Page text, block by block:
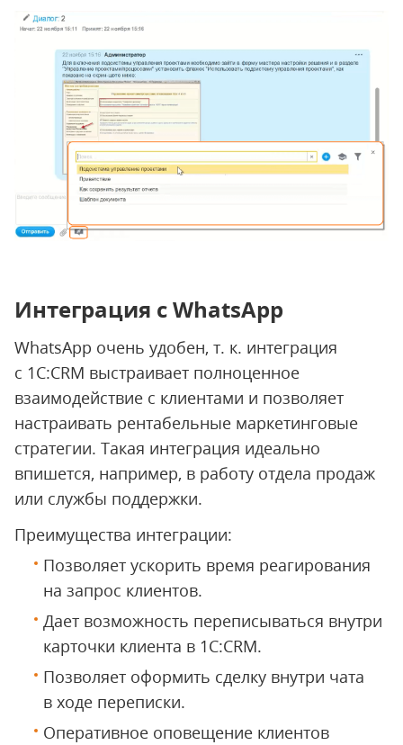
Интеграция с WhatsApp
WhatsApp очень удобен, т. к. интеграция
с 1С:CRM выстраивает полноценное
взаимодействие с клиентами и позволяет
настраивать рентабельные маркетинговые
стратегии. Такая интеграция идеально
впишется, например, в работу отдела продаж
или службы поддержки.
Преимущества интеграции:
Позволяет ускорить время реагирования
на запрос клиентов.
Дает возможность переписываться внутри
карточки клиента в 1С:CRM.
Позволяет оформить сделку внутри чата
в ходе переписки.
Оперативное оповещение клиентов